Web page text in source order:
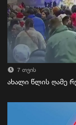
7 თვის
ახალი წლის ღამე